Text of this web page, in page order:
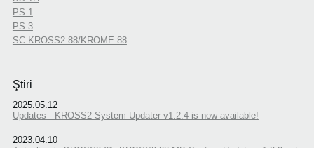
PS-1
PS-3
SC-KROSS2 88/KROME 88
Ştiri
2025.05.12
Updates - KROSS2 System Updater v1.2.4 is now available!
2023.04.10